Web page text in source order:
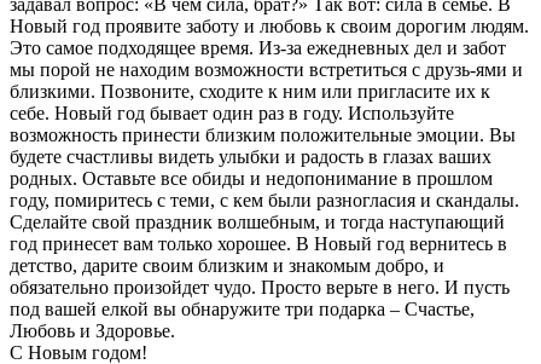
Новый год проявите заботу и любовь к своим дорогим людям.
Это самое подходящее время. Из-за ежедневных дел и забот
мы порой не находим возможности встретиться с друзь-ями и
близкими. Позвоните, сходите к ним или пригласите их к
себе. Новый год бывает один раз в году. Используйте
возможность принести близким положительные эмоции. Вы
будете счастливы видеть улыбки и радость в глазах ваших
родных. Оставьте все обиды и недопонимание в прошлом
году, помиритесь с теми, с кем были разногласия и скандалы.
Сделайте свой праздник волшебным, и тогда наступающий
год принесет вам только хорошее. В Новый год вернитесь в
детство, дарите своим близким и знакомым добро, и
обязательно произойдет чудо. Просто верьте в него. И пусть
под вашей елкой вы обнаружите три подарка – Счастье,
Любовь и Здоровье.
С Новым годом!